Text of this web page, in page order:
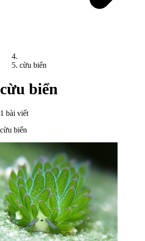
cừu biển
cừu biển
1 bài viết
cừu biển